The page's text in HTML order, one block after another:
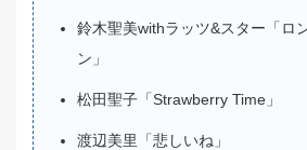
鈴木聖美withラッツ&スター「ロ
ン」
松田聖子「Strawberry Time」
渡辺美里「悲しいね」